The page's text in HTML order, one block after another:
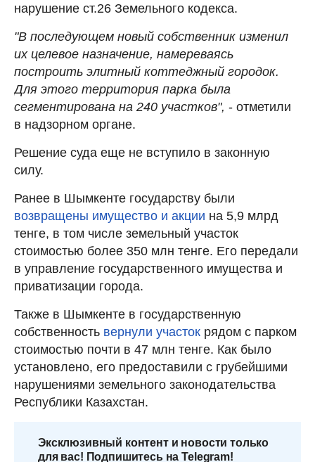
нарушение ст.26 Земельного кодекса.
"В последующем новый собственник изменил
их целевое назначение, намереваясь
построить элитный коттеджный городок.
Для этого территория парка была
сегментирована на 240 участков", - отметили
в надзорном органе.
Решение суда еще не вступило в законную
силу.
Ранее в Шымкенте государству были
возвращены имущество и акции на 5,9 млрд
тенге, в том числе земельный участок
стоимостью более 350 млн тенге. Его передали
в управление государственного имущества и
приватизации города.
Также в Шымкенте в государственную
собственность вернули участок рядом с парком
стоимостью почти в 47 млн тенге. Как было
установлено, его предоставили с грубейшими
нарушениями земельного законодательства
Республики Казахстан.
Эксклюзивный контент и новости только
для вас! Подпишитесь на Telegram!